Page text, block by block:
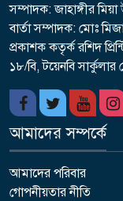
সম্পাদক: জাহাঙ্গীর
বার্তা সম্পাদক: মোঃ
প্রকাশক কতৃর্ক রশিদ
১৮/বি, টয়েনবি
আমাদের সম্পর্কে
আমাদের পরিবার
গোপনীয়তার নীতি